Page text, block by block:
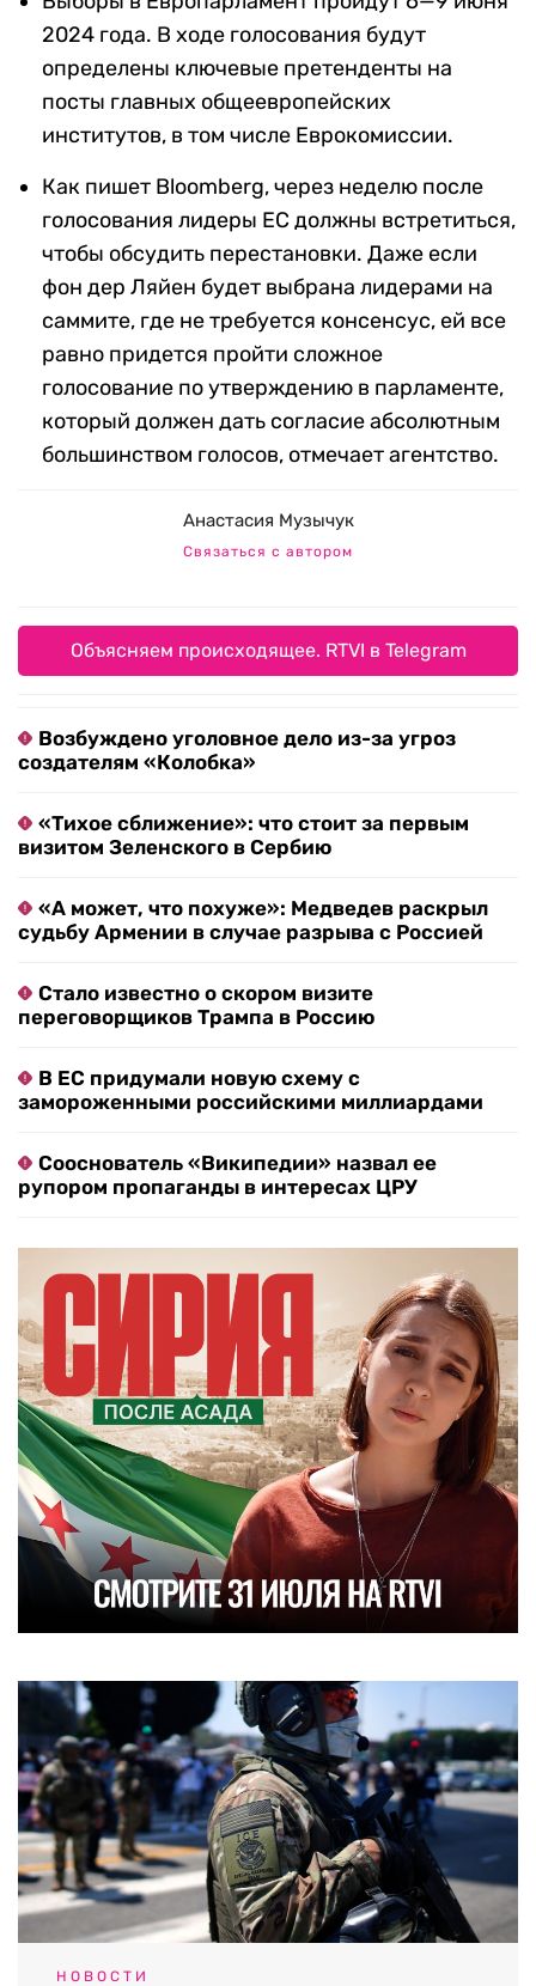
2024 года. В ходе голосования будут
определены ключевые претенденты на
посты главных общеевропейских
институтов, в том числе Еврокомиссии.
Как пишет Bloomberg, через неделю после
голосования лидеры ЕС должны встретиться,
чтобы обсудить перестановки. Даже если
фон дер Ляйен будет выбрана лидерами на
саммите, где не требуется консенсус, ей все
равно придется пройти сложное
голосование по утверждению в парламенте,
который должен дать согласие абсолютным
большинством голосов, отмечает агентство.
Анастасия Музычук
Связаться с автором
Объясняем происходящее. RTVI в Telegram
Возбуждено уголовное дело из-за угроз
создателям «Колобка»
«Тихое сближение»: что стоит за первым
визитом Зеленского в Сербию
«А может, что похуже»: Медведев раскрыл
судьбу Армении в случае разрыва с Россией
Стало известно о скором визите
переговорщиков Трампа в Россию
В ЕС придумали новую схему с
замороженными российскими миллиардами
Сооснователь «Википедии» назвал ее
рупором пропаганды в интересах ЦРУ
НОВОСТИ